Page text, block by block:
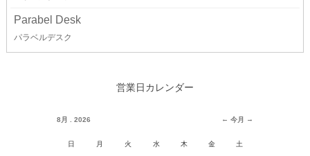
Parabel Desk
パラベルデスク
営業日カレンダー